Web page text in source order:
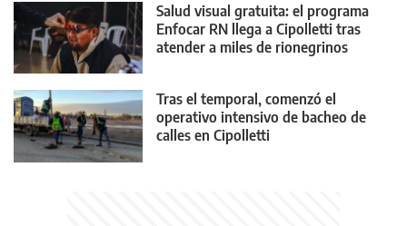
Salud visual gratuita: el programa
Enfocar RN llega a Cipolletti tras
atender a miles de rionegrinos
Tras el temporal, comenzó el
operativo intensivo de bacheo de
calles en Cipolletti